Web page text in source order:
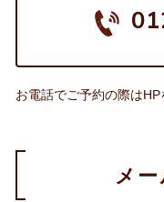
お電話でご予約の際は
メ